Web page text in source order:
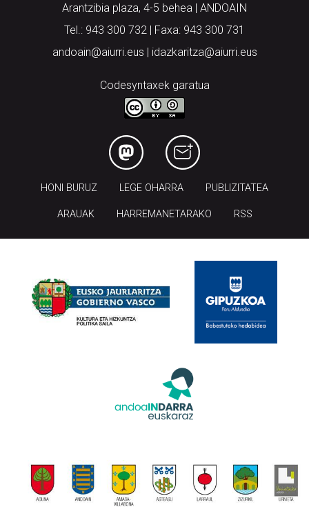
Arantzibia plaza, 4-5 behea | ANDOAIN
Tel.: 943 300 732 | Faxa: 943 300 731
andoain@aiurri.eus | idazkaritza@aiurri.eus
Codesyntaxek garatua
HONI BURUZ LEGE OHARRA PUBLIZITATEA
ARAUAK HARREMANETARAKO RSS